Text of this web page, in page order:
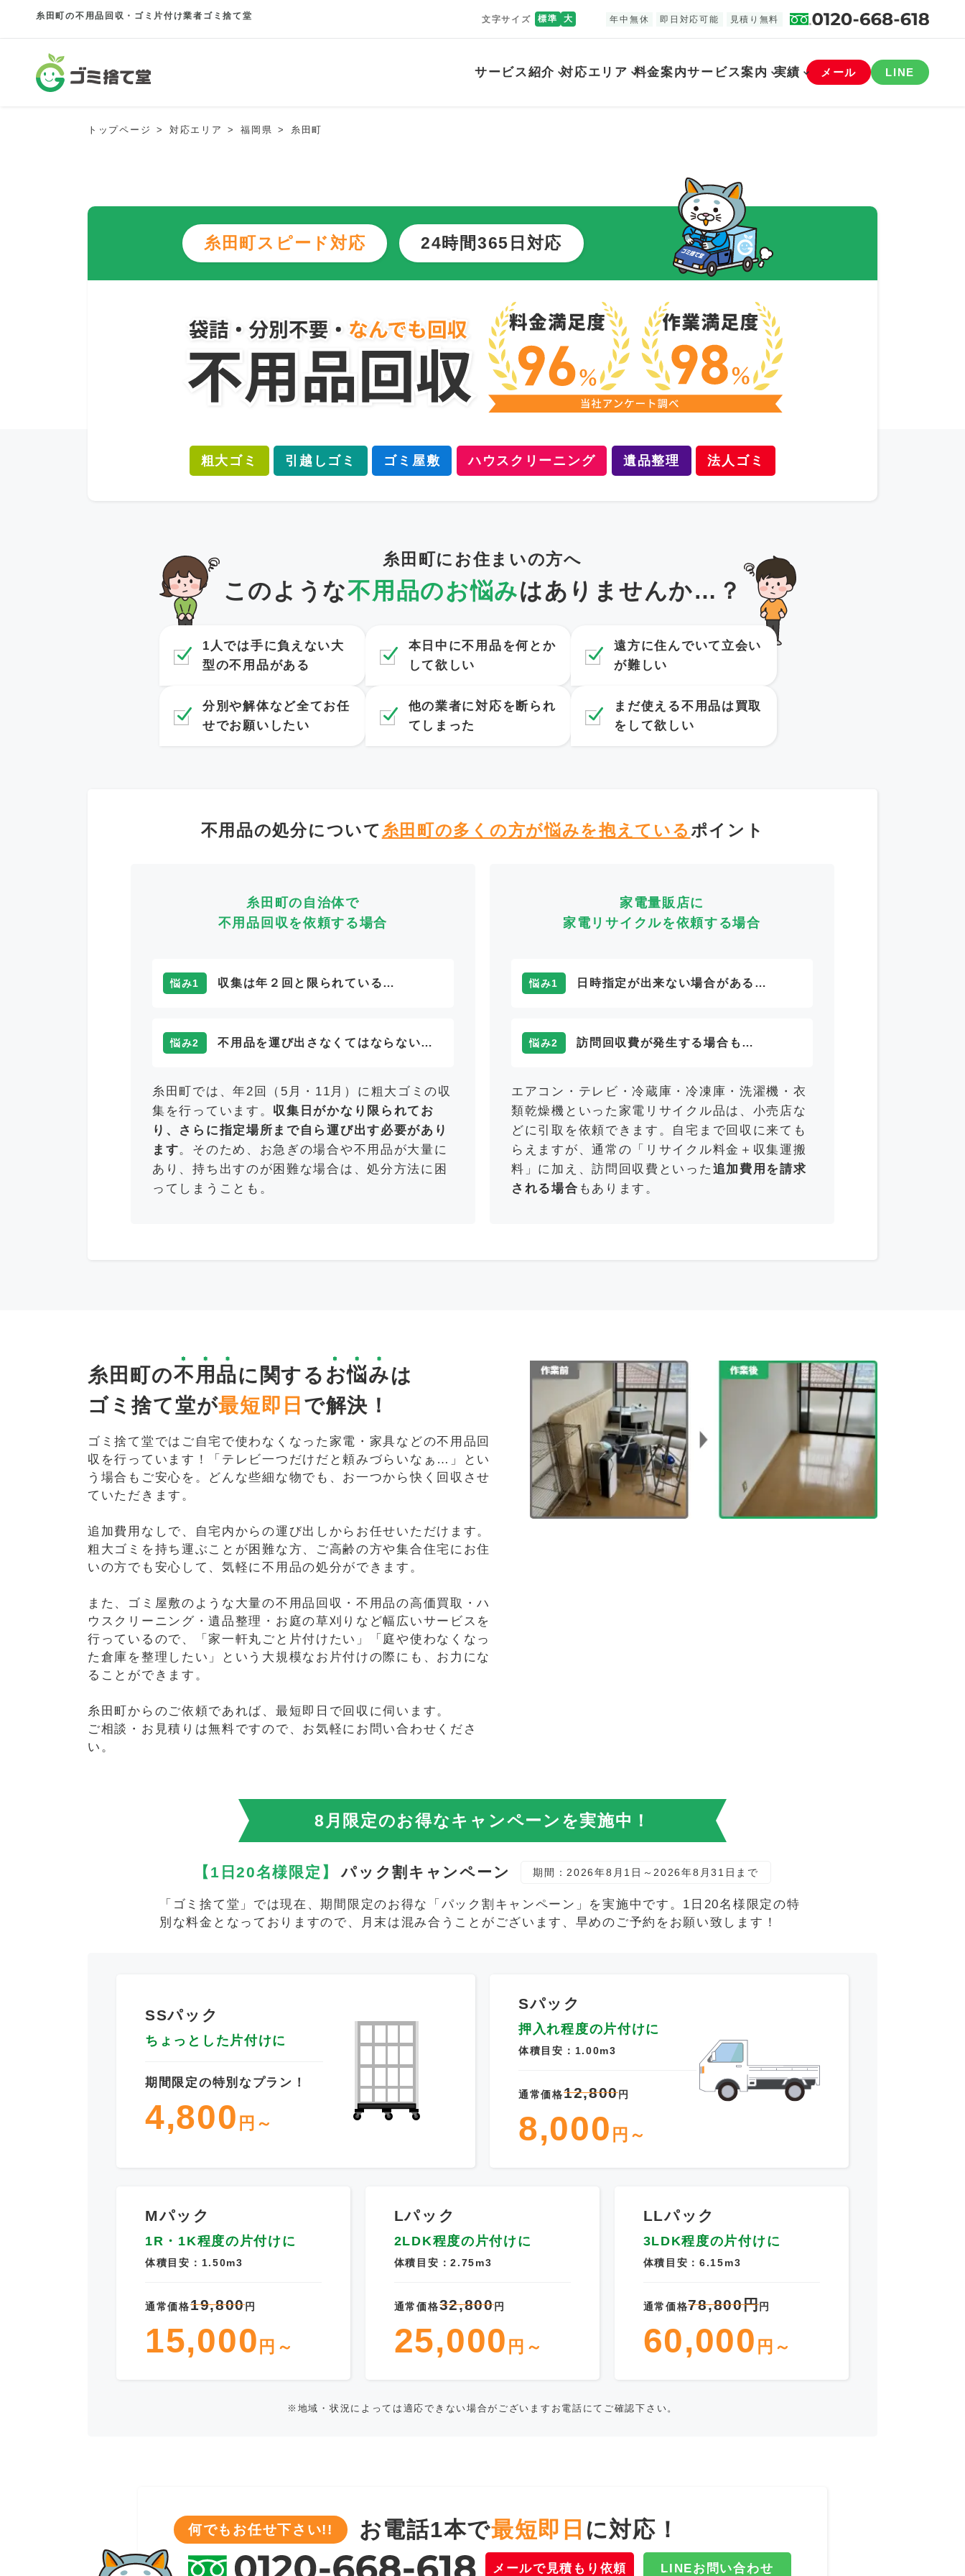
糸田町の不用品回収・ゴミ片付け業者ゴミ捨て堂 文字サイズ 標準 大 年中無休 即日対応可能 見積り無料
サービス紹介 対応エリア 料金案内サービス案内 実績 メール LINE
トップページ 対応エリア 福岡県 糸田町
糸田町スピード対応 24時間365日対応
粗大ゴミ 引越しゴミ ゴミ屋敷 ハウスクリーニング 遺品整理 法人ゴミ
糸田町にお住まいの方へ
このような不用品のお悩みはありませんか…？
1人では手に負えない大
型の不用品がある
本日中に不用品を何とか
して欲しい
遠方に住んでいて立会い
が難しい
分別や解体など全てお任
せでお願いしたい
他の業者に対応を断られ
てしまった
まだ使える不用品は買取
をして欲しい
不用品の処分について 糸田町の多くの方が悩みを抱えているポイント
糸田町の自治体で
不用品回収を依頼する場合
悩み1 収集は年２回と限られている…
悩み2 不用品を運び出さなくてはならない…
糸田町では、年2回（5月・11月）に粗大ゴミの収
集を行っています。 収集日がかなり限られてお
り、さらに指定場所まで自ら運び出す必要があり
ます。そのため、お急ぎの場合や不用品が大量に
あり、持ち出すのが困難な場合は、処分方法に困
ってしまうことも。
家電量販店に
家電リサイクルを依頼する場合
悩み1 日時指定が出来ない場合がある…
悩み2 訪問回収費が発生する場合も…
エアコン・テレビ・冷蔵庫・冷凍庫・洗濯機・衣
類乾燥機といった家電リサイクル品は、小売店な
どに引取を依頼できます。自宅まで回収に来ても
らえますが、通常の「リサイクル料金＋収集運搬
料」に加え、訪問回収費といった 追加費用を請求
される場合 もあります。
糸田町の不用品に関する お悩みは
ゴミ捨て堂が最短即日 で解決！
ゴミ捨て堂ではご自宅で使わなくなった家電・家具などの不用品回
収を行っています！「テレビ一つだけだと頼みづらいなぁ…」とい
う場合もご安心を。どんな些細な物でも、お一つから快く回収させ
ていただきます。
追加費用なしで、自宅内からの運び出しからお任せいただけます。
粗大ゴミを持ち運ぶことが困難な方、ご高齢の方や集合住宅にお住
いの方でも安心して、気軽に不用品の処分ができます。
また、ゴミ屋敷のような大量の不用品回収・不用品の高価買取・ハ
ウスクリーニング・遺品整理・お庭の草刈りなど幅広いサービスを
行っているので、「家一軒丸ごと片付けたい」「庭や使わなくなっ
た倉庫を整理したい」という大規模なお片付けの際にも、お力にな
ることができます。
糸田町からのご依頼であれば、最短即日で回収に伺います。
ご相談・お見積りは無料ですので、お気軽にお問い合わせくださ
い。
8月限定のお得なキャンペーンを実施中！
【1日20名様限定】 パック割キャンペーン 期間：2026年8月1日～2026年8月31日まで
「ゴミ捨て堂」では現在、期間限定のお得な「パック割キャンペーン」を実施中です。1日20名様限定の特
別な料金となっておりますので、月末は混み合うことがございます、早めのご予約をお願い致します！
SSパック
ちょっとした片付けに
期間限定の特別なプラン！
4,800 円～
Sパック
押入れ程度の片付けに
体積目安：1.00m3
通常価格12,800円
8,000 円～
Mパック
1R・1K程度の片付けに
体積目安：1.50m3
通常価格19,800円
15,000 円～
Lパック
2LDK程度の片付けに
体積目安：2.75m3
通常価格32,800円
25,000 円～
LLパック
3LDK程度の片付けに
体積目安：6.15m3
通常価格78,800円円
60,000 円～
※地域・状況によっては適応できない場合がございますお電話にてご確認下さい。
何でもお任せ下さい!! お電話1本で最短即日 に対応！
メールで見積もり依頼 LINEお問い合わせ